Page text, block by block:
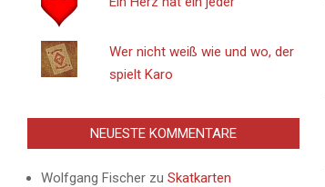
Wer nicht weiß wie und wo, der
spielt Karo
NEUESTE KOMMENTARE
Wolfgang Fischer zu Skatkarten